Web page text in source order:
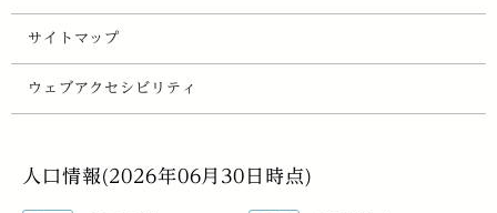
サイトマップ
ウェブアクセシビリティ
人口情報(2026年06月30日時点)